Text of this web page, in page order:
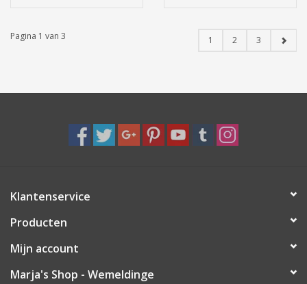
Pagina 1 van 3 1 2 3
Klantenservice
Producten
Mijn account
Marja's Shop - Wemeldinge